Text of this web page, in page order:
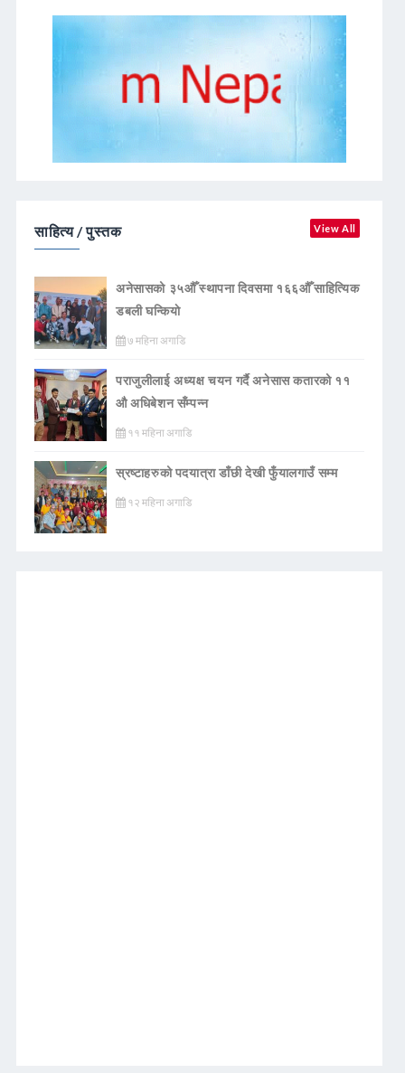
साहित्य / पुस्तक View All
अनेसासको ३५औँ स्थापना दिवसमा १६६औँ साहित्यिक
डबली घन्कियाे
७ महिना अगाडि
पराजुलीलाई अध्यक्ष चयन गर्दै अनेसास कतारको ११
औ अधिबेशन सँम्पन्न
११ महिना अगाडि
स्रष्टाहरुको पदयात्रा डाँछी देखी फुँयालगाउँ सम्म
१२ महिना अगाडि